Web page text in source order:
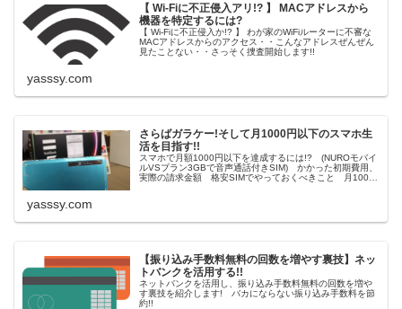
【 Wi-Fiに不正侵入アリ!? 】 MACアドレスから
機器を特定するには?
【 Wi-Fiに不正侵入か!? 】 わが家のWiFiルーターに不審な
MACアドレスからのアクセス・・こんなアドレスぜんぜん
見たことない・・さっそく捜査開始します!!
yasssy.com
さらばガラケー!そして月1000円以下のスマホ生
活を目指す!!
スマホで月額1000円以下を達成するには!? (NUROモバイ
ルVSプラン3GBで音声通話付きSIM) かかった初期費用、
実際の請求金額 格安SIMでやっておくべきこと 月1000
yasssy.com
【振り込み手数料無料の回数を増やす裏技】ネッ
トバンクを活用する!!
ネットバンクを活用し、振り込み手数料無料の回数を増や
す裏技を紹介します! バカにならない振り込み手数料を節
約!!